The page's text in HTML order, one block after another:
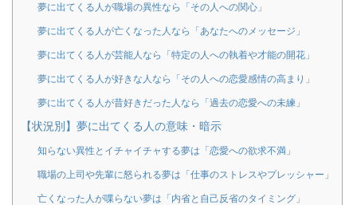
夢に出てくる人が職場の異性なら「その人への関心」
夢に出てくる人が亡くなった人なら「あなたへのメッセージ」
夢に出てくる人が芸能人なら「特定の人への執着や才能の開花」
夢に出てくる人が好きな人なら「その人への恋愛感情の高まり」
夢に出てくる人が昔好きだった人なら「過去の恋愛への未練」
【状況別】夢に出てくる人の意味・暗示
知らない異性とイチャイチャする夢は「恋愛への欲求不満」
職場の上司や先輩に怒られる夢は「仕事のストレスやプレッシャー」
亡くなった人が喋らない夢は「内省と自己反省のタイミング」